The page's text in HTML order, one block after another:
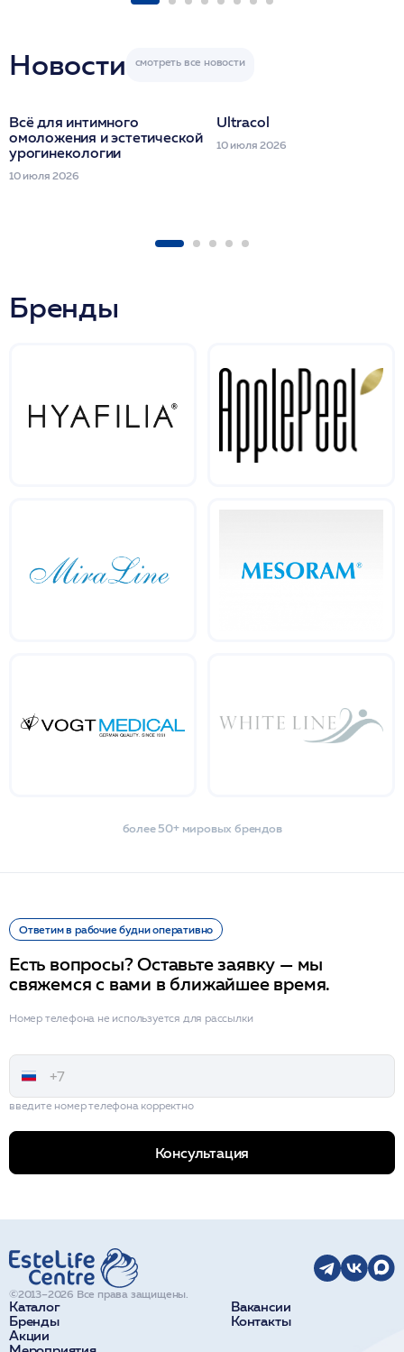
Новости
Всё для интимного
омоложения и эстетической
урогинекологии
10 июля 2026
Ultracol
10 июля 2026
Бренды
более 50+ мировых брендов
Ответим в рабочие будни оперативно
Есть вопросы? Оставьте заявку — мы
свяжемся с вами в ближайшее время.
Номер телефона не используется для рассылки
введите номер телефона корректно
Консультация
Каталог
Бренды
Акции
Вакансии
Контакты
©2013–2026 Все права защищены.